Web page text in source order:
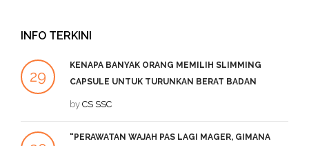
INFO TERKINI
29
KENAPA BANYAK ORANG MEMILIH SLIMMING
CAPSULE UNTUK TURUNKAN BERAT BADAN
by CS SSC
“PERAWATAN WAJAH PAS LAGI MAGER, GIMANA